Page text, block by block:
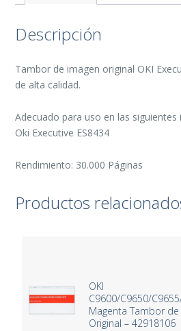
Descripción
Tambor de imagen original OKI
de alta calidad.
Adecuado para uso en las siguientes
Oki Executive ES8434
Rendimiento: 30.000 Páginas
Productos
OKI
C9600/C9650/
Magenta Tambor de
Original – 42918106